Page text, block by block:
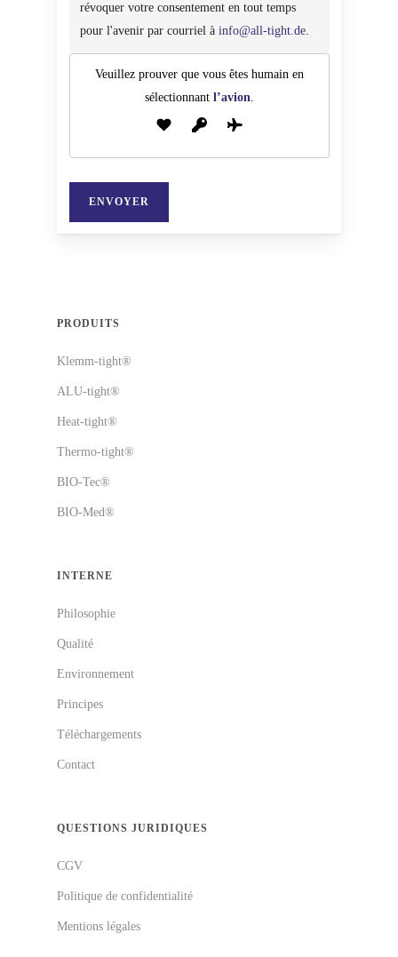
révoquer votre consentement en tout temps
pour l'avenir par courriel à info@all-tight.de.
Veuillez prouver que vous êtes humain en
sélectionnantl’avion.
PRODUITS
Klemm-tight®
ALU-tight®
Heat-tight®
Thermo-tight®
BIO-Tec®
BIO-Med®
INTERNE
Philosophie
Qualité
Environnement
Principes
Téléchargements
Contact
QUESTIONS JURIDIQUES
CGV
Politique de confidentialité
Mentions légales